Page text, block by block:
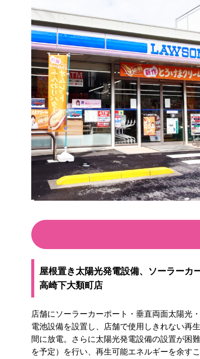
屋根置き太陽光発電設備、ソーラーカ
高崎下大類町店
店舗にソーラーカーポート・垂直両面太陽光
電池設備を設置し、店舗で使用しきれない再
間に放電。さらに太陽光発電設備の設置が困
を予定）を行い、再生可能エネルギーを余す